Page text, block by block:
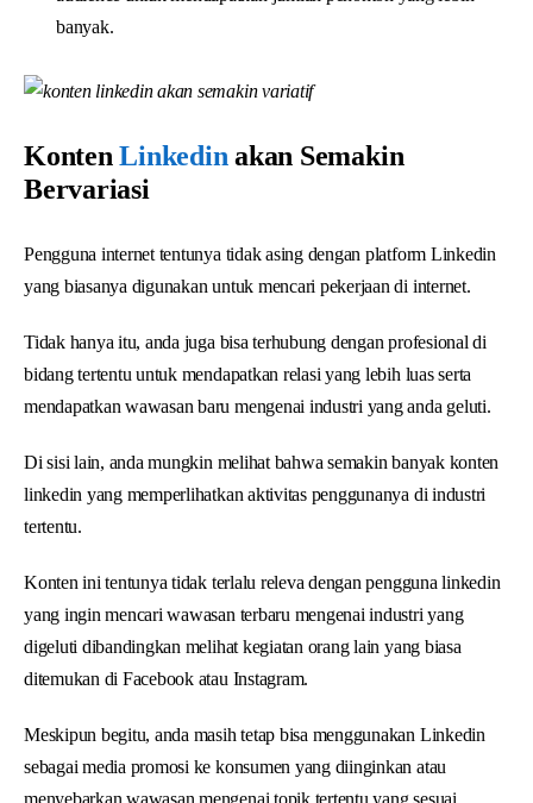
banyak.
Konten Linkedin akan Semakin
Bervariasi
Pengguna internet tentunya tidak asing dengan platform Linkedin
yang biasanya digunakan untuk mencari pekerjaan di internet.
Tidak hanya itu, anda juga bisa terhubung dengan profesional di
bidang tertentu untuk mendapatkan relasi yang lebih luas serta
mendapatkan wawasan baru mengenai industri yang anda geluti.
Di sisi lain, anda mungkin melihat bahwa semakin banyak konten
linkedin yang memperlihatkan aktivitas penggunanya di industri
tertentu.
Konten ini tentunya tidak terlalu releva dengan pengguna linkedin
yang ingin mencari wawasan terbaru mengenai industri yang
digeluti dibandingkan melihat kegiatan orang lain yang biasa
ditemukan di Facebook atau Instagram.
Meskipun begitu, anda masih tetap bisa menggunakan Linkedin
sebagai media promosi ke konsumen yang diinginkan atau
menyebarkan wawasan mengenai topik tertentu yang sesuai